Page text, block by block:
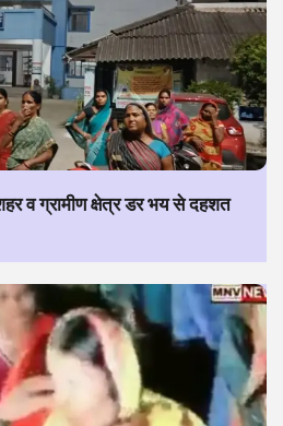
व ग्रामीण क्षेत्र डर भय से दहशत